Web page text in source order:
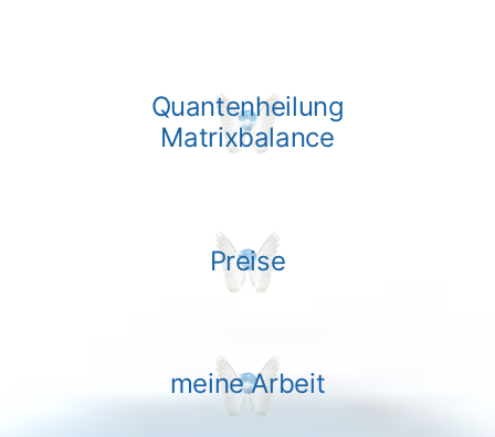
Quantenheilung
Matrixbalance
Preise
meine Arbeit